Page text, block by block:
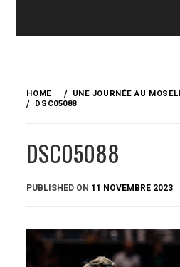
content
HOME
UNE JOURNÉE AU
DSC05088
DSC05088
PUBLISHED ON 11 NOVEMBRE 2023